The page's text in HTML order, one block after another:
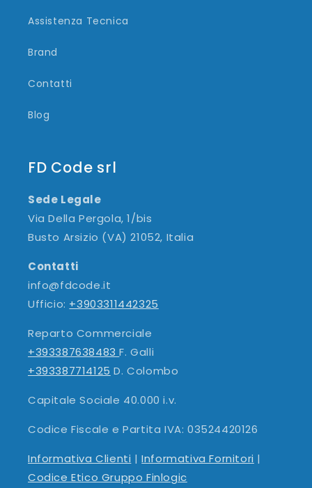
Assistenza Tecnica
Brand
Contatti
Blog
FD Code srl
Sede Legale
Via Della Pergola, 1/bis
Busto Arsizio (VA) 21052, Italia
Contatti
info@fdcode.it
Ufficio: +3903311442325
Reparto Commerciale
+393387638483F. Galli
+393387714125 D. Colombo
Capitale Sociale 40.000 i.v.
Codice Fiscale e Partita IVA: 03524420126
Informativa Clienti |Informativa Fornitori |
Codice Etico Gruppo Finlogic